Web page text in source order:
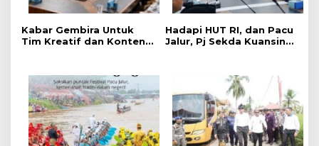
‎Kabar Gembira Untuk
Tim Kreatif dan Konten
Adakan Lomba Foto dan
Video Pacu Jalur
Hadapi HUT RI, dan Pacu
Jalur, Pj Sekda Kuansing